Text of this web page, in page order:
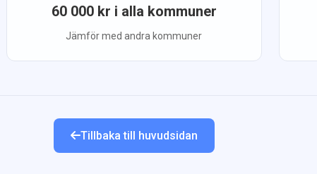
60 000kr i alla kommuner
Jämför med andra kommuner
Tillbaka till huvudsidan